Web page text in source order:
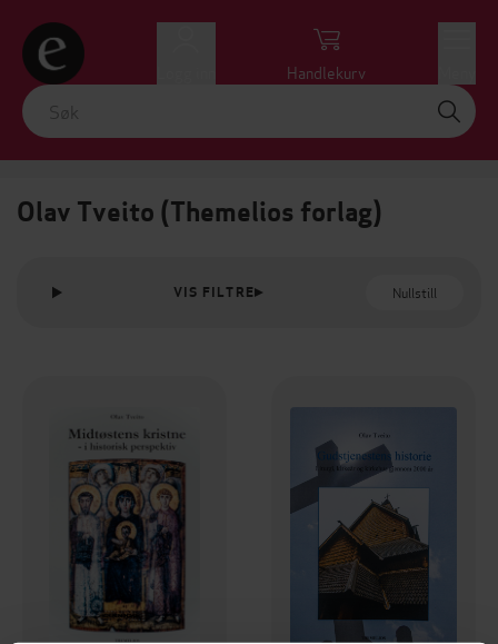
Handlekurv
Olav Tveito (Themelios forlag)
VIS FILTRE Nullstill